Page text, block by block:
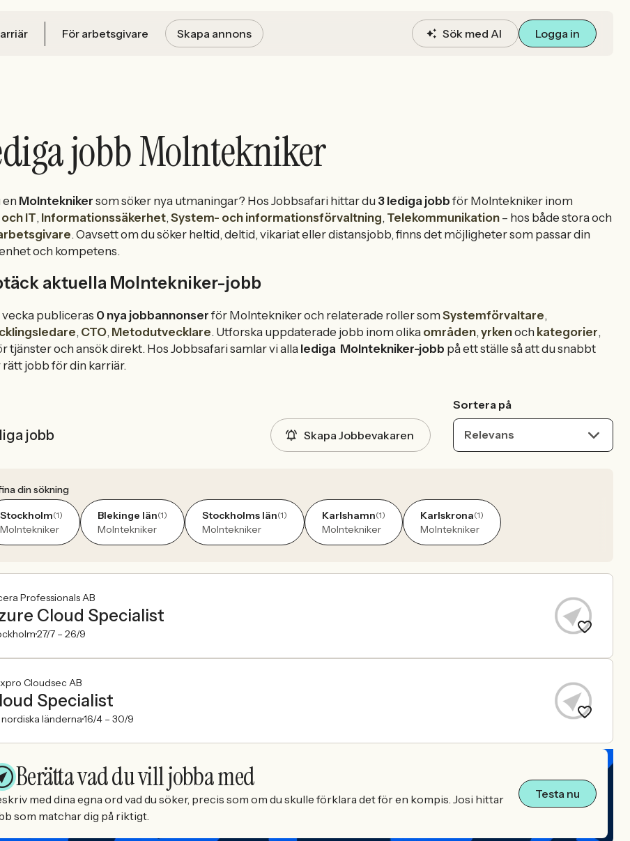
För arbetsgivare Skapa annons Sök med AI Logga in
jobb Molntekniker
en Molntekniker som söker nya utmaningar? Hos Jobbsafari hittar du 3 lediga jobb för Molntekniker inom
IT, Informationssäkerhet,System- och informationsförvaltning, Telekommunikation – hos både stora och
. Oavsett om du söker heltid, deltid, vikariat eller distansjobb, finns det möjligheter som passar din
och kompetens.
aktuella Molntekniker-jobb
vecka publiceras 0 nya jobbannonser för Molntekniker och relaterade roller som Systemförvaltare,
, CTO, Metodutvecklare. Utforska uppdaterade jobb inom olika områden,yrkenoch kategorier,
tjänster och ansök direkt. Hos Jobbsafari samlar vi alla lediga Molntekniker-jobb på ett ställe så att du snabbt
jobb för din karriär.
jobb Skapa Jobbevakaren
Sortera på
Relevans
din sökning
Stockholm(1)
Molntekniker
Blekinge län(1)
Molntekniker
Stockholms län(1)
Molntekniker
Karlshamn(1)
Molntekniker
Karlskrona(1)
Molntekniker
Professionals AB
Cloud Specialist
27/7 – 26/9
Cloudsec AB
Specialist
länderna16/4 – 30/9
Berätta vad du vill jobba med
med dina egna ord vad du söker, precis som om du skulle förklara det för en kompis. Josi hittar
som matchar dig på riktigt.
Testa nu